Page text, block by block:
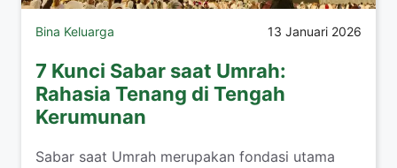
Bina Keluarga 13 Januari 2026
7 Kunci Sabar saat Umrah:
Rahasia Tenang di Tengah
Kerumunan
​Sabar saat Umrah merupakan fondasi utama